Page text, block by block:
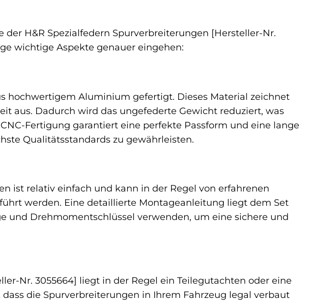
H&R Spezialfedern Spurverbreiterungen [Hersteller-Nr.
wichtige Aspekte genauer eingehen:
hochwertigem Aluminium gefertigt. Dieses Material zeichnet
aus. Dadurch wird das ungefederte Gewicht reduziert, was
Fertigung garantiert eine perfekte Passform und eine lange
Qualitätsstandards zu gewährleisten.
ist relativ einfach und kann in der Regel von erfahrenen
werden. Eine detaillierte Montageanleitung liegt dem Set
und Drehmomentschlüssel verwenden, um eine sichere und
Nr. 3055664] liegt in der Regel ein Teilegutachten oder eine
die Spurverbreiterungen in Ihrem Fahrzeug legal verbaut